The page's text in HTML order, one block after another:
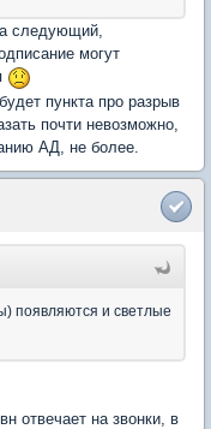
следующий,
могут
пункта про разрыв
почти невозможно,
АД, не более.
появляются и светлые
отвечает на звонки, в